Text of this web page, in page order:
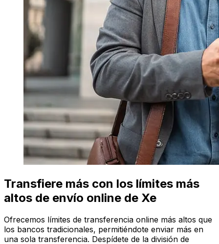
Transfiere más con los límites más
altos de envío online de Xe
Ofrecemos límites de transferencia online más altos que
los bancos tradicionales, permitiéndote enviar más en
una sola transferencia. Despídete de la división de